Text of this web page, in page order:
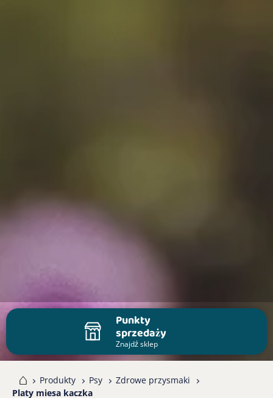
Punkty
sprzedaży
Znajdź sklep
Produkty Psy
Zdrowe przysmaki
Platy miesa kaczka